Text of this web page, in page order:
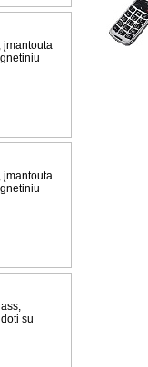
įmantouta
įmantouta
su